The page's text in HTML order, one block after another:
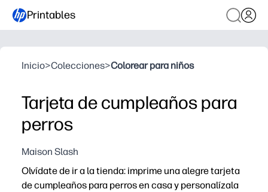
Printables
Inicio>Colecciones>Colorear para niños
Tarjeta de cumpleaños para
perros
Maison Slash
Olvídate de ir a la tienda: imprime una alegre tarjeta
de cumpleaños para perros en casa y personalízala